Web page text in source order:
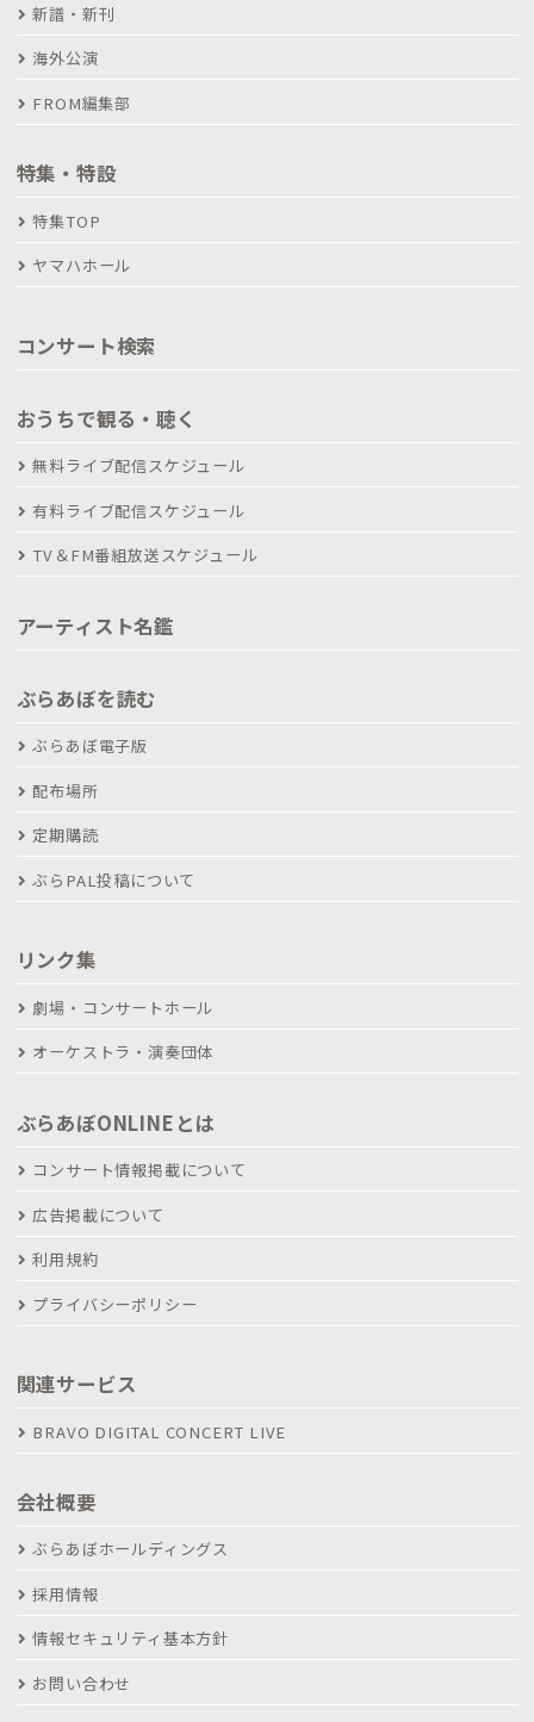
新譜・新刊
海外公演
FROM編集部
特集・特設
特集TOP
ヤマハホール
コンサート検索
おうちで観る・聴く
無料ライブ配信スケジュール
有料ライブ配信スケジュール
TV＆FM番組放送スケジュール
アーティスト名鑑
ぶらあぼを読む
ぶらあぼ電子版
配布場所
定期購読
ぶらPAL投稿について
リンク集
劇場・コンサートホール
オーケストラ・演奏団体
ぶらあぼONLINEとは
コンサート情報掲載について
広告掲載について
利用規約
プライバシーポリシー
関連サービス
BRAVO DIGITAL CONCERT LIVE
会社概要
ぶらあぼホールディングス
採用情報
情報セキュリティ基本方針
お問い合わせ